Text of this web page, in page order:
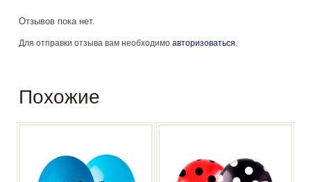
Отзывов пока нет.
Для отправки отзыва вам необходимо авторизоваться.
Похожие